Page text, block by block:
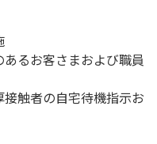
るお客さまおよび職員
触者の自宅待機指示お